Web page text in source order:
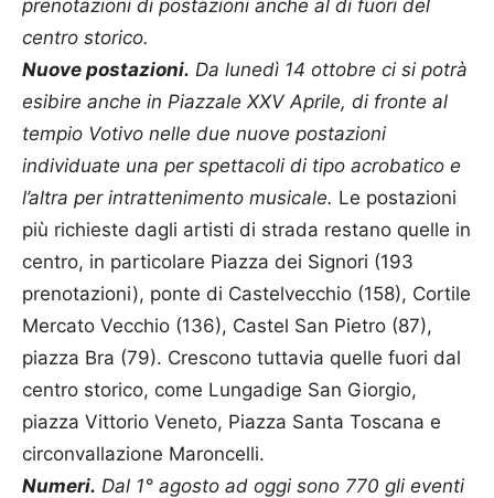
prenotazioni di postazioni anche al di fuori del
centro storico.
Nuove postazioni. Da lunedì 14 ottobre ci si potrà
esibire anche in Piazzale XXV Aprile, di fronte al
tempio Votivo nelle due nuove postazioni
individuate una per spettacoli di tipo acrobatico e
l’altra per intrattenimento musicale. Le postazioni
più richieste dagli artisti di strada restano quelle in
centro, in particolare Piazza dei Signori (193
prenotazioni), ponte di Castelvecchio (158), Cortile
Mercato Vecchio (136), Castel San Pietro (87),
piazza Bra (79). Crescono tuttavia quelle fuori dal
centro storico, come Lungadige San Giorgio,
piazza Vittorio Veneto, Piazza Santa Toscana e
circonvallazione Maroncelli.
Numeri. Dal 1° agosto ad oggi sono 770 gli eventi